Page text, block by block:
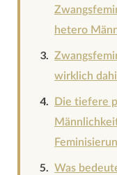
hetero
wirklich
Die tiefere
Was